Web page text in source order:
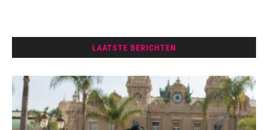
LAATSTE BERICHTEN